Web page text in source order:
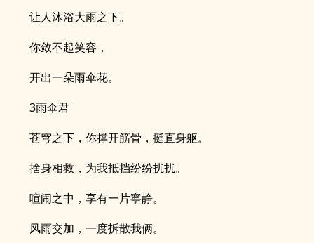
让人沐浴大雨之下。
你敛不起笑容，
开出一朵雨伞花。
3雨伞君
苍穹之下，你撑开筋骨，挺直身躯。
捨身相救，为我抵挡纷纷扰扰。
喧闹之中，享有一片寧静。
风雨交加，一度拆散我俩。